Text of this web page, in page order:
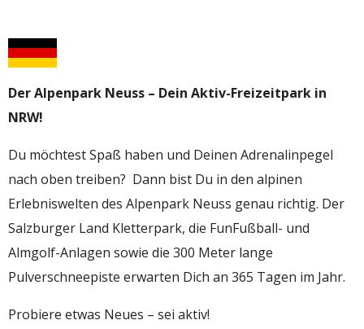
Der Alpenpark Neuss – Dein Aktiv-Freizeitpark in
NRW!
Du möchtest Spaß haben und Deinen Adrenalinpegel
nach oben treiben? Dann bist Du in den alpinen
Erlebniswelten des Alpenpark Neuss genau richtig. Der
Salzburger Land Kletterpark, die FunFußball- und
Almgolf-Anlagen sowie die 300 Meter lange
Pulverschneepiste erwarten Dich an 365 Tagen im Jahr.
Probiere etwas Neues – sei aktiv!